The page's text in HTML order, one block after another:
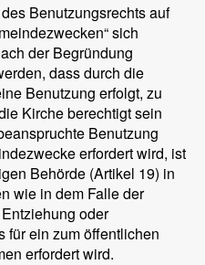
Benutzungsrechts auf
sich
der Begründung
dass durch die
Benutzung erfolgt, zu
Kirche berechtigt sein
Benutzung
erfordert wird, ist
Behörde (Artikel 19) in
wie in dem Falle der
oder
für ein zum öffentlichen
erfordert wird.